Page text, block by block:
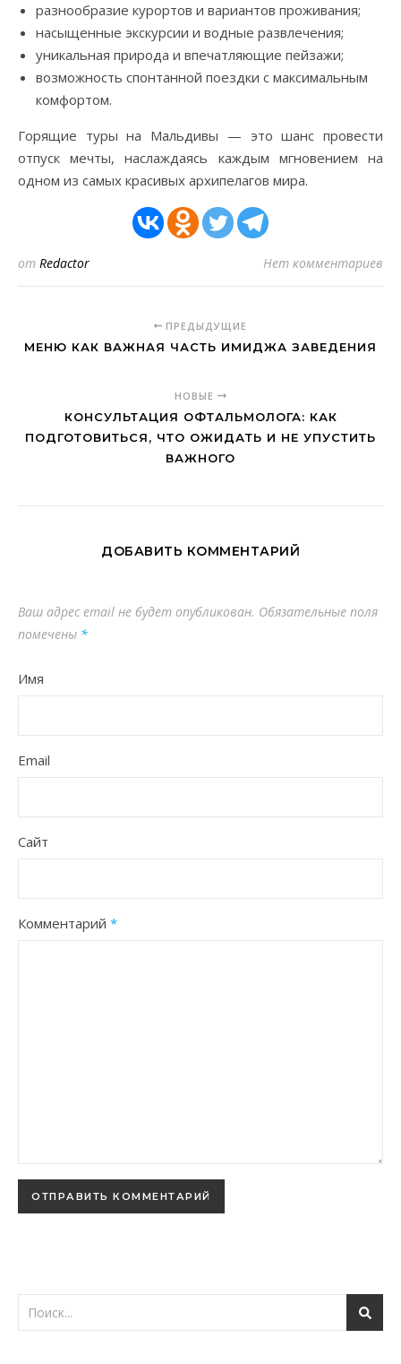
разнообразие курортов и вариантов проживания;
насыщенные экскурсии и водные развлечения;
уникальная природа и впечатляющие пейзажи;
возможность спонтанной поездки с максимальным
комфортом.
Горящие туры на Мальдивы — это шанс провести
отпуск мечты, наслаждаясь каждым мгновением на
одном из самых красивых архипелагов мира.
от Redactor Нет комментариев
ПРЕДЫДУЩИЕ
МЕНЮ КАК ВАЖНАЯ ЧАСТЬ ИМИДЖА ЗАВЕДЕНИЯ
НОВЫЕ
КОНСУЛЬТАЦИЯ ОФТАЛЬМОЛОГА: КАК
ПОДГОТОВИТЬСЯ, ЧТО ОЖИДАТЬ И НЕ УПУСТИТЬ
ВАЖНОГО
ДОБАВИТЬ КОММЕНТАРИЙ
Ваш адрес email не будет опубликован. Обязательные поля
помечены *
Имя
Email
Сайт
Комментарий *